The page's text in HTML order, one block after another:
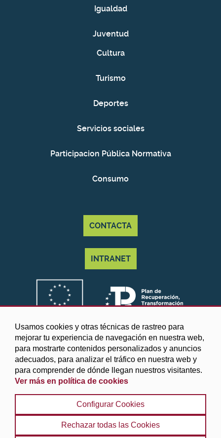
Usamos cookies y otras técnicas de rastreo para
mejorar tu experiencia de navegación en nuestra web,
para mostrarte contenidos personalizados y anuncios
adecuados, para analizar el tráfico en nuestra web y
para comprender de dónde llegan nuestros visitantes.
Ver más en política de cookies
Configurar Cookies
Rechazar todas las Cookies
Igualdad
Juventud
Cultura
Turismo
Deportes
Servicios sociales
Participacion Pública Normativa
Consumo
CONTACTA
INTRANET
©2025 Diputación de Granada
Aviso legal y Política de privacidad | Política de cookies
Protección de datos | Accesibilidad | Búsqueda |
Mapa web